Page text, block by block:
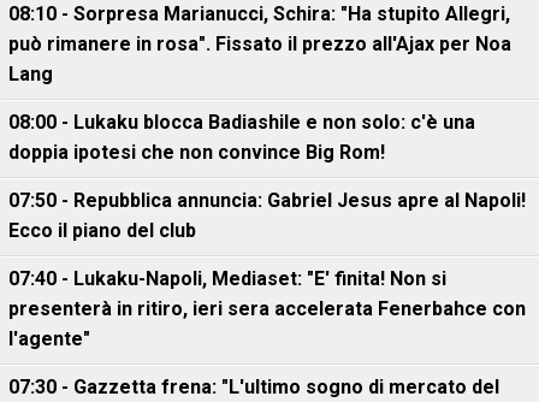
08:10 - Sorpresa Marianucci, Schira: "Ha stupito Allegri,
può rimanere in rosa". Fissato il prezzo all'Ajax per Noa
Lang
08:00 - Lukaku blocca Badiashile e non solo: c'è una
doppia ipotesi che non convince Big Rom!
07:50 - Repubblica annuncia: Gabriel Jesus apre al Napoli!
Ecco il piano del club
07:40 - Lukaku-Napoli, Mediaset: "E' finita! Non si
presenterà in ritiro, ieri sera accelerata Fenerbahce con
l'agente"
07:30 - Gazzetta frena: "L'ultimo sogno di mercato del